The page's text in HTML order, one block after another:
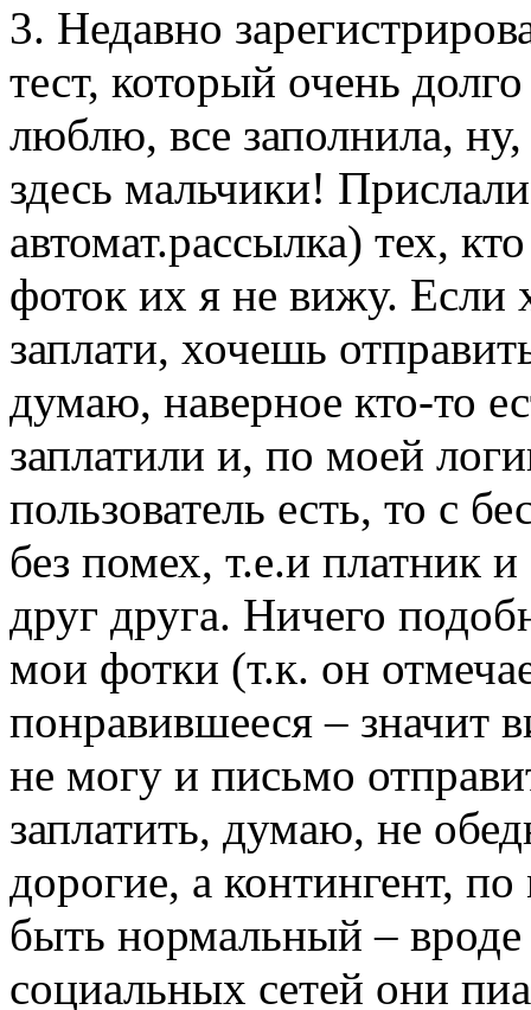
3. Недавно
тест, который очень
люблю, все заполнила,
здесь мальчики!
автомат.рассылка) тех,
фоток их я не вижу. Если
заплати, хочешь
думаю, наверное кто-то
заплатили и, по моей
пользователь есть, то с
без помех, т.е.и платник
друг друга. Ничего
мои фотки (т.к. он
понравившееся – значит
не могу и письмо
заплатить, думаю, не
дорогие, а контингент,
быть нормальный –
социальных сетей они